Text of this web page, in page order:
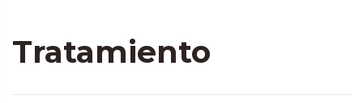
Tratamiento